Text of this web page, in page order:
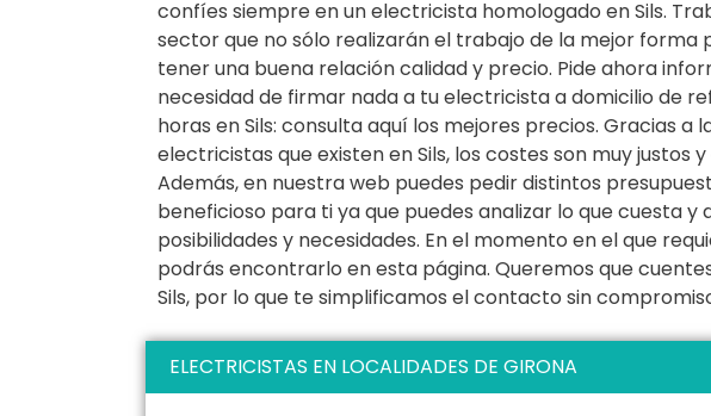
confíes siempre en un electricista homologado en Sils.
sector que no sólo realizarán el trabajo de la mejor forma
tener una buena relación calidad y precio. Pide ahora
necesidad de firmar nada a tu electricista a domicilio de
horas en Sils: consulta aquí los mejores precios. Gracias
electricistas que existen en Sils, los costes son muy justos
Además, en nuestra web puedes pedir distintos
beneficioso para ti ya que puedes analizar lo que cuesta
posibilidades y necesidades. En el momento en el que
podrás encontrarlo en esta página. Queremos que
Sils, por lo que te simplificamos el contacto sin
ELECTRICISTAS EN LOCALIDADES DE GIRONA